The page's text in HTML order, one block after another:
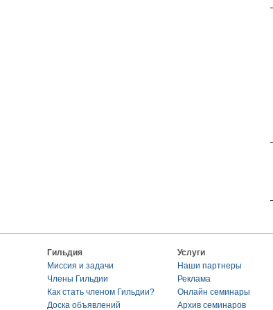
Гильдия
Миссия и задачи
Члены Гильдии
Как стать членом Гильдии?
Доска объявлений
Услуги
Наши партнеры
Реклама
Онлайн семинары
Архив семинаров